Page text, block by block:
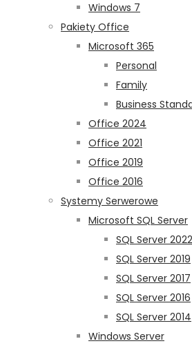
Windows 7
Pakiety Office
Microsoft 365
Personal
Family
Business
Office 2024
Office 2021
Office 2019
Office 2016
Systemy Serwerowe
Microsoft SQL Server
SQL Server 2022
SQL Server 2019
SQL Server 2017
SQL Server 2016
SQL Server 2014
Windows Server